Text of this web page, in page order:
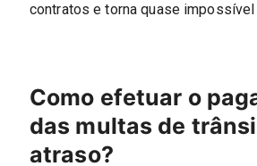
contratos e torna quase
Como efetuar o
das multas de
atraso?